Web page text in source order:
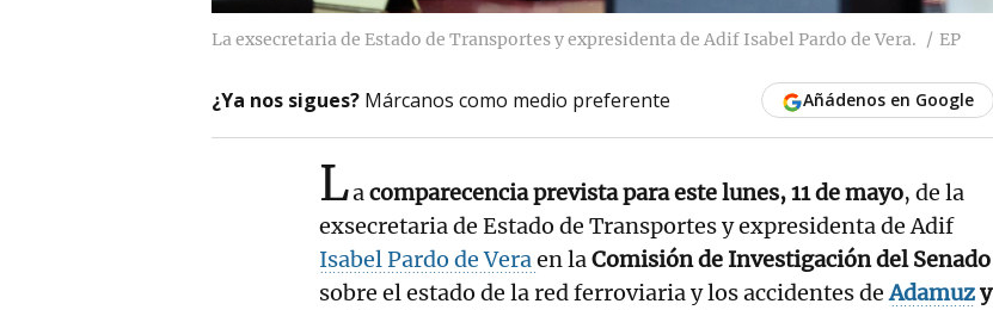
La exsecretaria de Estado de Transportes y expresidenta de Adif Isabel Pardo de Vera. EP
¿Ya nos sigues? Márcanos como medio preferente Añádenos en Google
Lacomparecencia prevista para este lunes, 11 de mayo, de la
exsecretaria de Estado de Transportes y expresidenta de Adif
Isabel Pardo de Veraen laComisión de Investigación del Senado
sobre el estado de la red ferroviaria y los accidentes de Adamuzy